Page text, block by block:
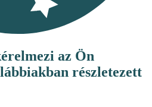
az Ön
részletezett